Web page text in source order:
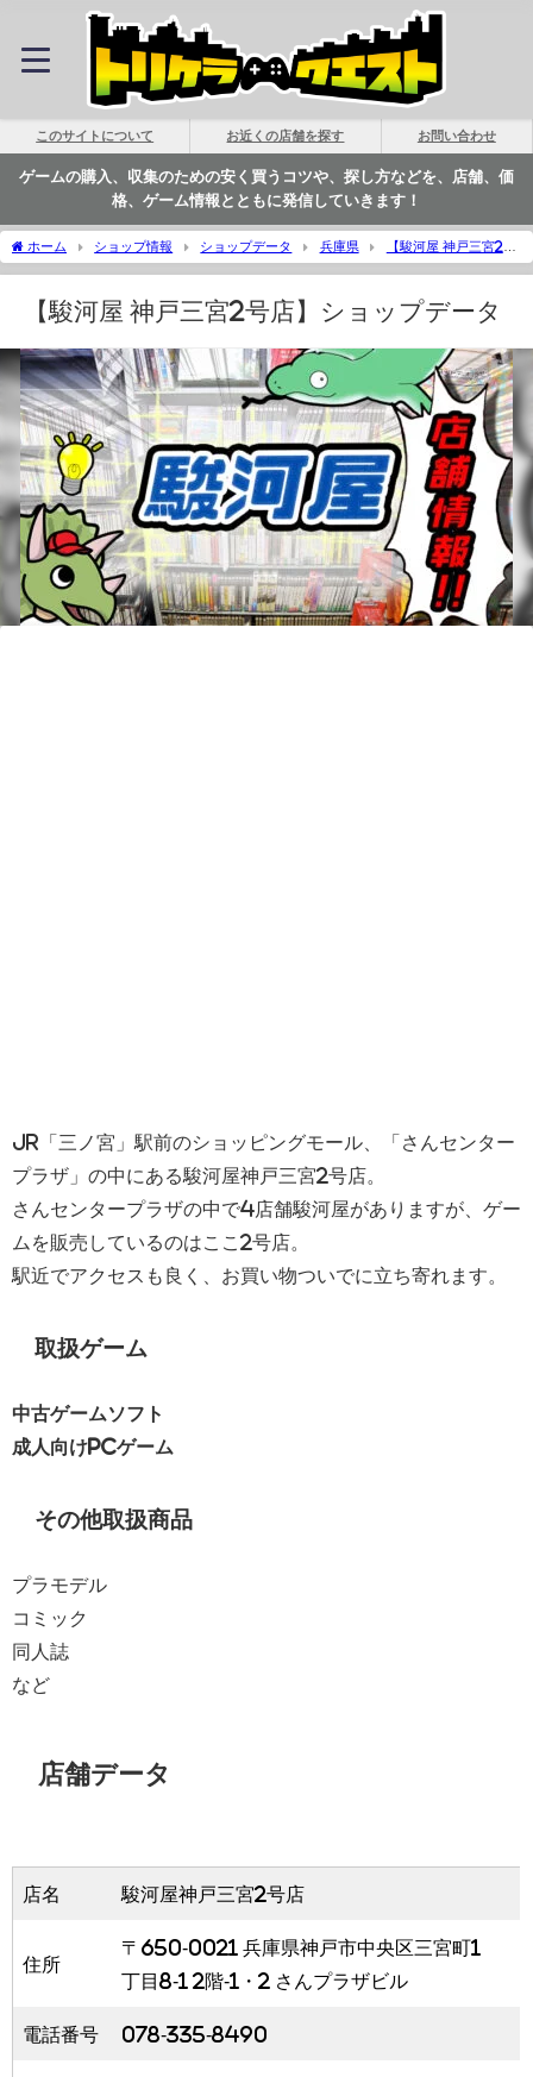
このサイトについて お近くの店舗を探す お問い合わせ
ゲームの購入、収集のための安く買うコツや、探し方などを、店舗、価
格、ゲーム情報とともに発信していきます！
ホーム ショップ情報 ショップデータ 兵庫県
【駿河屋 神戸三宮2号
店】ショップデータ | トリケラクエスト
【駿河屋 神戸三宮2号店】ショップデータ
JR「三ノ宮」駅前のショッピングモール、「さんセンター
プラザ」の中にある駿河屋神戸三宮2号店。
さんセンタープラザの中で4店舗駿河屋がありますが、ゲー
ムを販売しているのはここ2号店。
駅近でアクセスも良く、お買い物ついでに立ち寄れます。
取扱ゲーム
中古ゲームソフト
成人向けPCゲーム
その他取扱商品
プラモデル
コミック
同人誌
など
店舗データ
店名 駿河屋神戸三宮2号店
住所
〒650-0021 兵庫県神戸市中央区三宮町1
丁目8-1 2階-1・2 さんプラザビル
電話番号 078-335-8490